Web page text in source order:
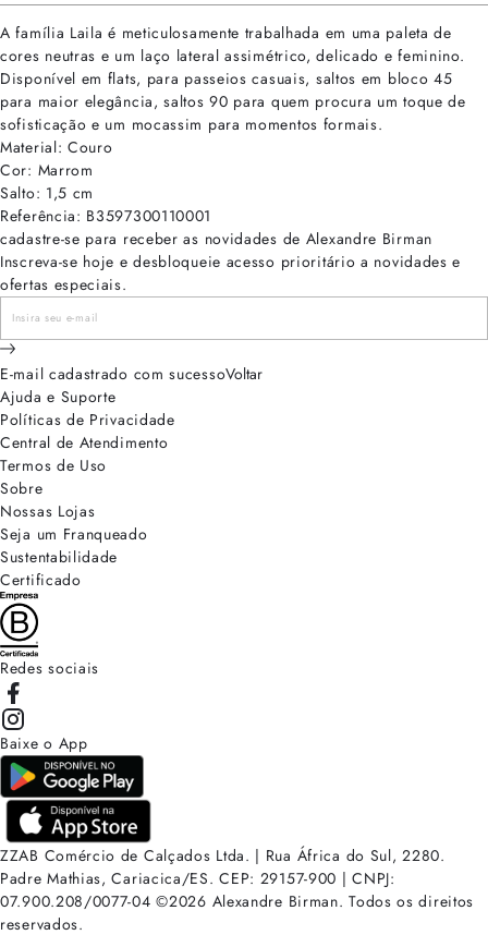
A família Laila é meticulosamente trabalhada em uma paleta de
cores neutras e um laço lateral assimétrico, delicado e feminino.
Disponível em flats, para passeios casuais, saltos em bloco 45
para maior elegância, saltos 90 para quem procura um toque de
sofisticação e um mocassim para momentos formais.
Material: Couro
Cor: Marrom
Salto: 1,5 cm
Referência: B3597300110001
cadastre-se para receber as novidades de Alexandre Birman
Inscreva-se hoje e desbloqueie acesso prioritário a novidades e
ofertas especiais.
E-mail cadastrado com sucessoVoltar
Ajuda e Suporte
Políticas de Privacidade
Central de Atendimento
Termos de Uso
Sobre
Nossas Lojas
Seja um Franqueado
Sustentabilidade
Certificado
Redes sociais
Baixe o App
ZZAB Comércio de Calçados Ltda. | Rua África do Sul, 2280.
Padre Mathias, Cariacica/ES. CEP: 29157-900 | CNPJ:
07.900.208/0077-04 ©2026 Alexandre Birman. Todos os direitos
reservados.